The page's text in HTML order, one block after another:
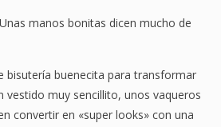
manos bonitas dicen mucho de
bisutería buenecita para transformar
vestido muy sencillito, unos vaqueros
convertir en «super looks» con una